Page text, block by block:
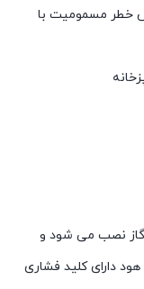
خطر مسمومیت با
گاز نصب می شود و
دارای کليد فشاری